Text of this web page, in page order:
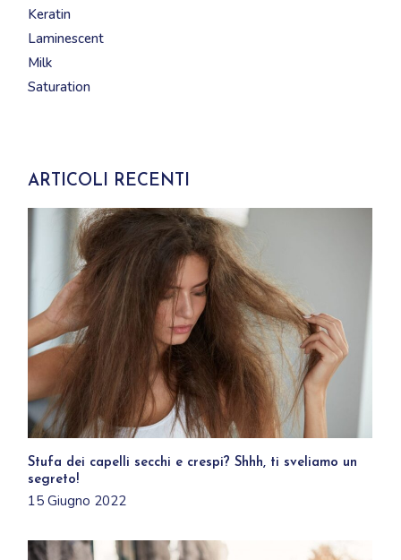
Keratin
Laminescent
Milk
Saturation
ARTICOLI RECENTI
Stufa dei capelli secchi e crespi? Shhh, ti sveliamo un
segreto!
15 Giugno 2022